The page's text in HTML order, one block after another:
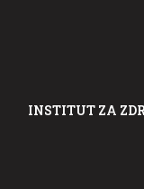
INSTITUT ZA